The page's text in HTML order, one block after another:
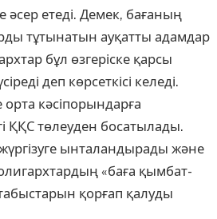
етеді. Демек, бағаның
тұтынатын ауқат­ты адамдар
бұл өзгеріске қарсы
деп көрсеткісі келеді.
орта кәсіпорындарға
ҚҚС төлеуден босатылады.
ынталандырады және
«баға қымбат­
қор­ғап қалуды